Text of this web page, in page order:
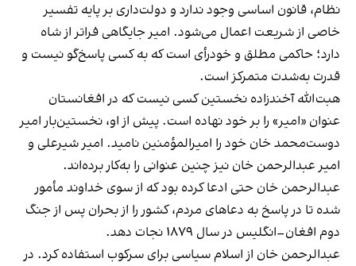
نظام، قانون اساسی وجود ندارد و دولت‌داری بر پایه تفسیر
خاصی از شریعت اعمال می‌شود. امیر جایگاهی فراتر از شاه
دارد؛ حاکمی مطلق و خودرأی است که به کسی پاسخ‌گو نیست و
قدرت به‌شدت متمرکز است.
هبت‌الله آخندزاده نخستین کسی نیست که در افغانستان
عنوان «امیر» را بر خود نهاده است. پیش از او، نخستین‌بار امیر
دوست‌محمد خان خود را امیرالمؤمنین نامید. امیر شیرعلی و
امیر عبدالرحمن خان نیز چنین عنوانی را به‌کار برده‌اند.
عبدالرحمن خان حتی ادعا کرده بود که از سوی خداوند مأمور
شده تا در پاسخ به دعاهای مردم، کشور را از بحران پس از جنگ
دوم افغان–انگلیس در سال ۱۸۷۹ نجات دهد.
عبدالرحمن خان از اسلام سیاسی برای سرکوب استفاده کرد. در